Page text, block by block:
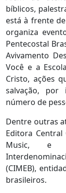
bíblicos,
está à frente
organiza
Pentecostal
Avivamento
Você e a
Cristo, ações
salvação,
número de
Dentre outras
Editora
Music, e
(CIMEB),
brasileiros.